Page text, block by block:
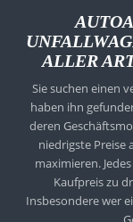
ALLER
Sie suchen einen
haben ihn gefunden. Jeder hat bereits von Autohändlern
deren
niedrigste Preise
maximieren.
Kaufpreis zu
Insbesondere wer